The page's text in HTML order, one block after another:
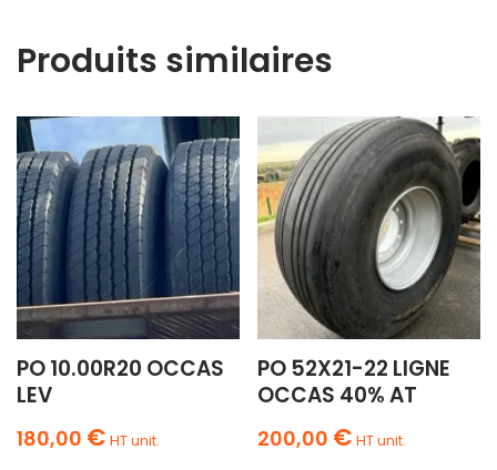
Produits similaires
PO 10.00R20 OCCAS
LEV
180,00 € HT unit.
PO 52X21-22 LIGNE
OCCAS 40% AT
200,00 € HT unit.